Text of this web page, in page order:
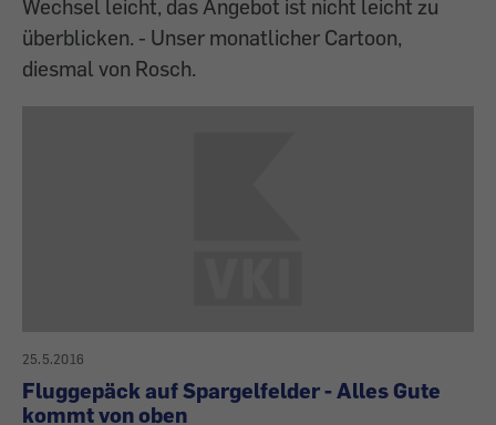
Wechsel leicht, das Angebot ist nicht leicht zu
überblicken. - Unser monatlicher Cartoon,
diesmal von Rosch.
25.5.2016
Fluggepäck auf Spargelfelder - Alles Gute
kommt von oben